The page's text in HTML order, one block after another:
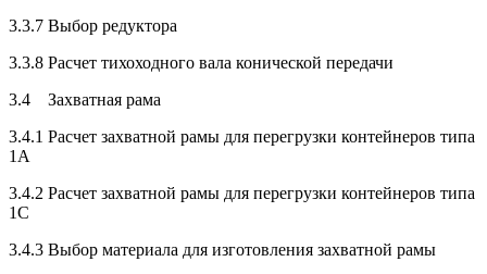
3.3.7 Выбор редуктора
3.3.8 Расчет тихоходного вала конической передачи
3.4 Захватная рама
3.4.1 Расчет захватной рамы для перегрузки контейнеров типа
1А
3.4.2 Расчет захватной рамы для перегрузки контейнеров типа
1С
3.4.3 Выбор материала для изготовления захватной рамы